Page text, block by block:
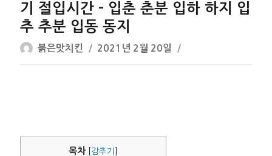
기 절입시간 – 입춘 춘분 입하 하지 입
추 추분 입동 동지
글
쓴
붉은맛치킨
작
성
2021년 2월 20일
목차 감추기